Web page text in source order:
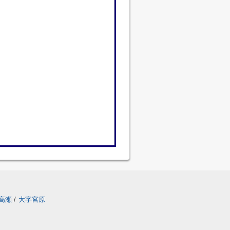
瀬 / 大字宮原